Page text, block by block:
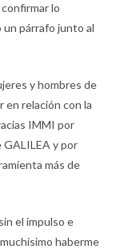
lo
párrafo junto al
y hombres de
en relación con la
IMMI por
y por
más de
el impulso e
haberme